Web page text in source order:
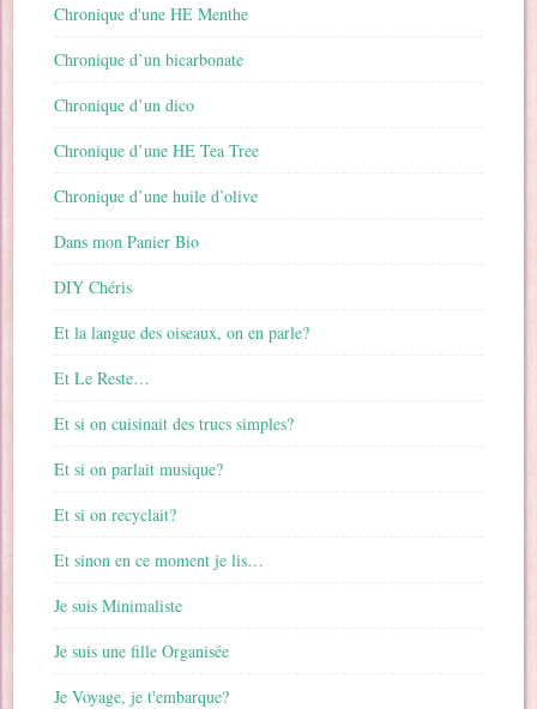
Chronique d'une HE Menthe
Chronique d’un bicarbonate
Chronique d’un dico
Chronique d’une HE Tea Tree
Chronique d’une huile d’olive
Dans mon Panier Bio
DIY Chéris
Et la langue des oiseaux, on en parle?
Et Le Reste…
Et si on cuisinait des trucs simples?
Et si on parlait musique?
Et si on recyclait?
Et sinon en ce moment je lis…
Je suis Minimaliste
Je suis une fille Organisée
Je Voyage, je t'embarque?